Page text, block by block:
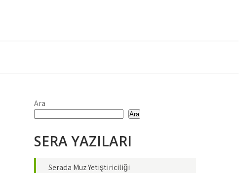
Ara
Ara
SERA YAZILARI
Serada Muz Yetiştiriciliği